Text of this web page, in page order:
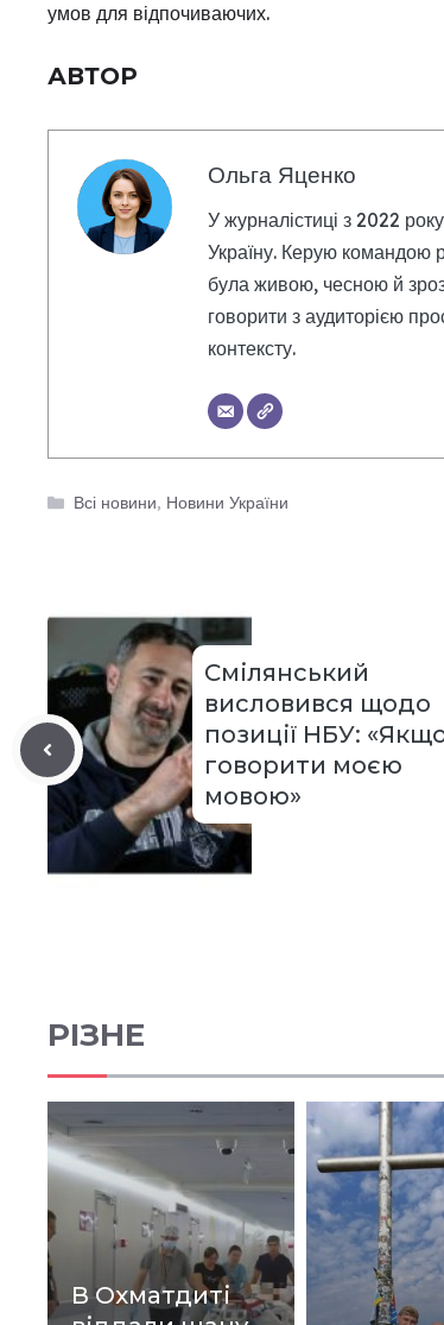
умов для відпочиваючих.
АВТОР
Ольга Яценко
У журналістиці з 2022
Україну. Керую командою
була живою, чесною й
говорити з аудиторією
контексту.
Категорії
Всі новини, Новини України
Смілянський
висловився щодо
позиції НБУ:
говорити моєю
мовою»
РІЗНЕ
В Охматдиті